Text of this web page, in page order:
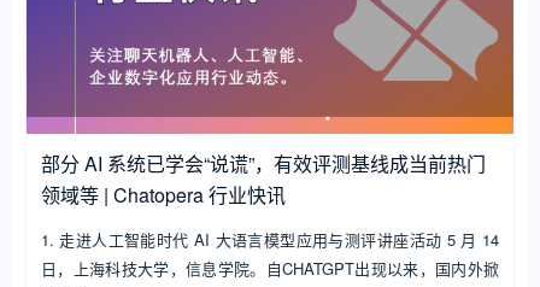
部分 AI 系统已学会“说谎”，有效评测基线成当前热门
领域等 | Chatopera 行业快讯
1. 走进人工智能时代 AI 大语言模型应用与测评讲座活动 5 月 14
日，上海科技大学，信息学院。自CHATGPT出现以来，国内外掀